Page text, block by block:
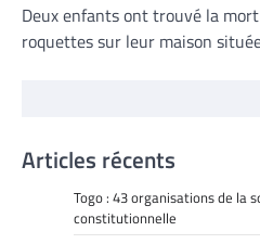
Deux enfants ont trouvé la
roquettes sur leur maison
Articles récents
Togo : 43 organisations de la
constitutionnelle